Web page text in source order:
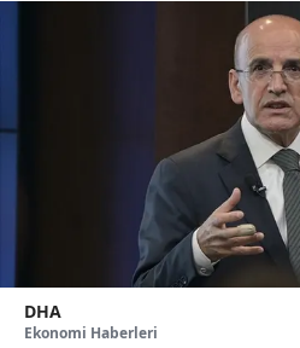
DHA
Ekonomi Haberleri